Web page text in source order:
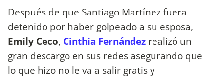
Después de que Santiago Martínez fuera
detenido por haber golpeado a su esposa,
Emily Ceco, Cinthia Fernández realizó un
gran descargo en sus redes asegurando que
lo que hizo no le va a salir gratis y